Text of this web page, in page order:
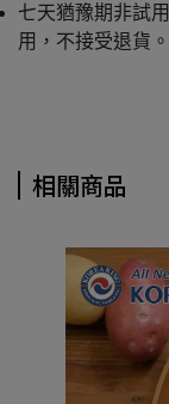
七天猶豫期非試
用，不接受退貨。
相關商品